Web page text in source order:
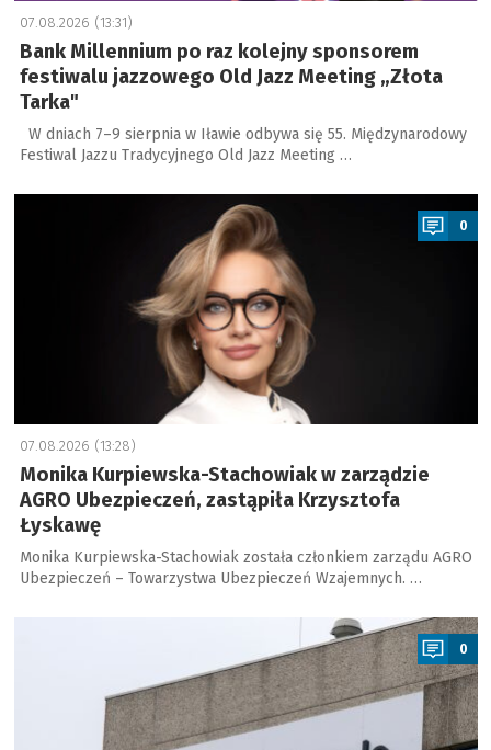
07.08.2026 (13:31)
Bank Millennium po raz kolejny sponsorem
festiwalu jazzowego Old Jazz Meeting „Złota
Tarka"
W dniach 7–9 sierpnia w Iławie odbywa się 55. Międzynarodowy
Festiwal Jazzu Tradycyjnego Old Jazz Meeting …
a
0
07.08.2026 (13:28)
Monika Kurpiewska-Stachowiak w zarządzie
AGRO Ubezpieczeń, zastąpiła Krzysztofa
Łyskawę
Monika Kurpiewska-Stachowiak została członkiem zarządu AGRO
Ubezpieczeń – Towarzystwa Ubezpieczeń Wzajemnych. …
0